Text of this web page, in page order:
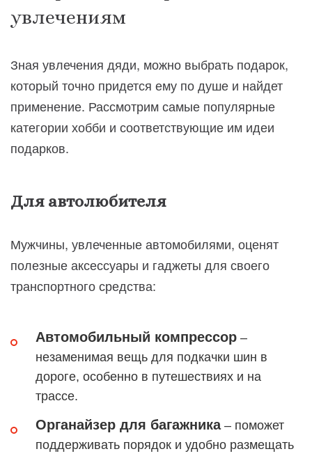
увлечениям
Зная увлечения дяди, можно выбрать подарок,
который точно придется ему по душе и найдет
применение. Рассмотрим самые популярные
категории хобби и соответствующие им идеи
подарков.
Для автолюбителя
Мужчины, увлеченные автомобилями, оценят
полезные аксессуары и гаджеты для своего
транспортного средства:
Автомобильный компрессор –
незаменимая вещь для подкачки шин в
дороге, особенно в путешествиях и на
трассе.
Органайзер для багажника– поможет
поддерживать порядок и удобно размещать